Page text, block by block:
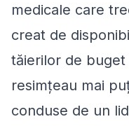
medicale care
creat de
tăierilor de buget
resimțeau mai
conduse de un